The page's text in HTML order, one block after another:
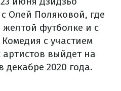
Олей Поляковой, где
футболке и с
с участием
выйдет на
2020 года.